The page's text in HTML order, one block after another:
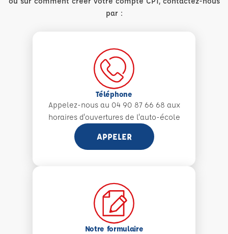
par :
Téléphone
Appelez-nous au 04 90 87 66 68 aux
horaires d'ouvertures de l'auto-école
APPELER
Notre formulaire